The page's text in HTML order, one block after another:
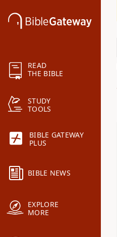
READ
THE BIBLE
STUDY
TOOLS
BIBLE GATEWAY
PLUS
BIBLE NEWS
EXPLORE
MORE